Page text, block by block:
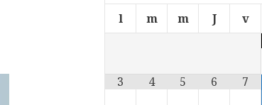
l m m J v
3 4 5 6 7